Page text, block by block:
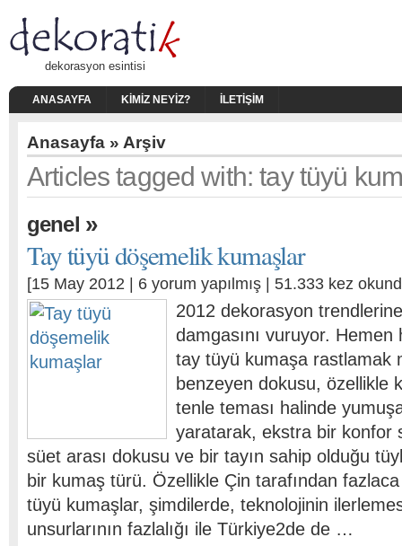
dekorasyon esintisi
ANASAYFA KIMIZ NEYIZ? İLETIŞIM
Anasayfa » Arşiv
Articles tagged with: tay tüyü
genel »
Tay tüyü döşemelik kumaşlar
[15 May 2012 | 6 yorum yapılmış | 51.333 kez
2012 dekorasyon
damgasını vuruyor.
tay tüyü kumaşa rastlamak
benzeyen dokusu, özellikle
tenle teması halinde
yaratarak, ekstra bir konfor
süet arası dokusu ve bir tayın sahip olduğu
bir kumaş türü. Özellikle Çin tarafından fazlaca
tüyü kumaşlar, şimdilerde, teknolojinin
unsurlarının fazlalığı ile Türkiye2de de …